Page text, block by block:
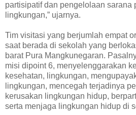
partisipatif dan pengelolaan sarana
lingkungan,” ujarnya.
Tim visitasi yang berjumlah empat
saat berada di sekolah yang
barat Pura Mangkunegaran.
misi dipoint 6, menyelenggarakan
kesehatan, lingkungan,
lingkungan, mencegah terjadinya
kerusakan lingkungan hidup,
serta menjaga lingkungan hidup di